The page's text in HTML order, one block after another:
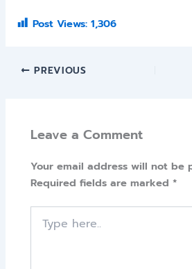
Post Views: 1,306
PREVIOUS
Leave a Comment
Your email address will not be
Required fields are marked*
Type
here..